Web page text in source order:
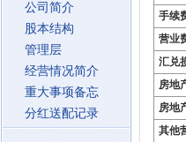
公司简介
股本结构
管理层
经营情况简介
重大事项备忘
分红送配记录
手续
营业
汇兑
房地
房地
其他